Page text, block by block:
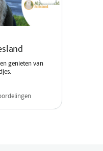
genieten van